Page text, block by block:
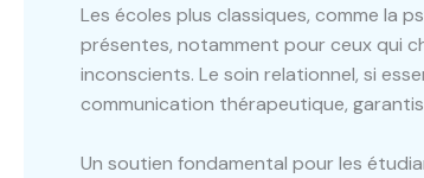
Les écoles plus classiques, comme la
présentes, notamment pour ceux qui
inconscients. Le soin relationnel, si
communication thérapeutique,
Un soutien fondamental pour les